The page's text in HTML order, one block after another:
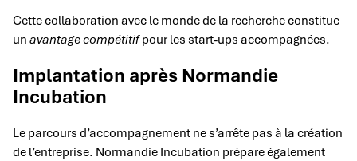
Cette collaboration avec le monde de la recherche constitue
un avantage compétitifpour les start-ups accompagnées.
Implantation après Normandie
Incubation
Le parcours d’accompagnement ne s’arrête pas à la création
de l’entreprise. Normandie Incubation prépare également